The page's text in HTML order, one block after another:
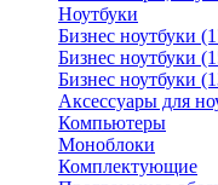
Ноутбуки
Бизнес ноутбуки
Бизнес ноутбуки
Бизнес ноутбуки
Аксессуары для
Компьютеры
Моноблоки
Комплектующие